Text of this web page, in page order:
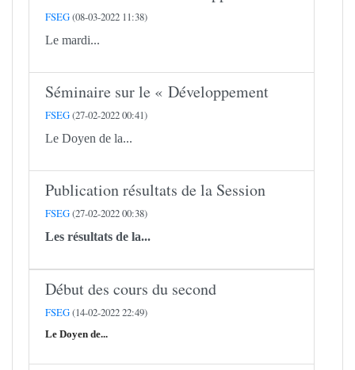
FSEG(08-03-2022 11:38)
Le mardi...
Séminaire sur le « Développement
FSEG(27-02-2022 00:41)
Le Doyen de la...
Publication résultats de la Session
FSEG(27-02-2022 00:38)
Les résultats de la...
Début des cours du second
FSEG(14-02-2022 22:49)
Le Doyen de...